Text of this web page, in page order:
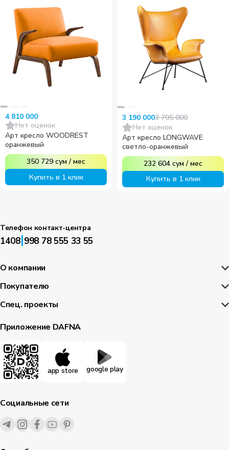
4 810 000
Нет оценок
Арт кресло WOODREST
оранжевый
350 729 сум /мес
Купить в 1 клик
3 190 0003 705 000
Нет оценок
Арт кресло LONGWAVE
светло-оранжевый
232 604 сум /мес
Купить в 1 клик
Телефон контакт-центра
1408|998 78 555 33 55
О компании
Покупателю
Спец. проекты
Приложение DAFNA
app store google play
Социальные сети